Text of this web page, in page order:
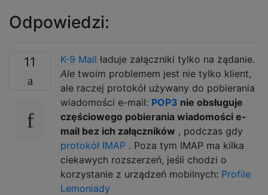
Odpowiedzi:
11 K-9 Mail ładuje załączniki tylko na żądanie.
Ale twoim problemem jest nie tylko klient,
ale raczej protokół używany do pobierania
wiadomości e-mail: POP3 nie obsługuje
częściowego pobierania wiadomości e-
mail bez ich załączników , podczas gdy
protokół IMAP . Poza tym IMAP ma kilka
ciekawych rozszerzeń, jeśli chodzi o
korzystanie z urządzeń mobilnych: Profile
Lemoniady